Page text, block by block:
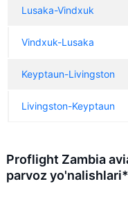
Lusaka-Vindxuk
Vindxuk-Lusaka
Keyptaun-Livingston
Livingston-Keyptaun
Proflight Zambia
parvoz yo'nalishlari*